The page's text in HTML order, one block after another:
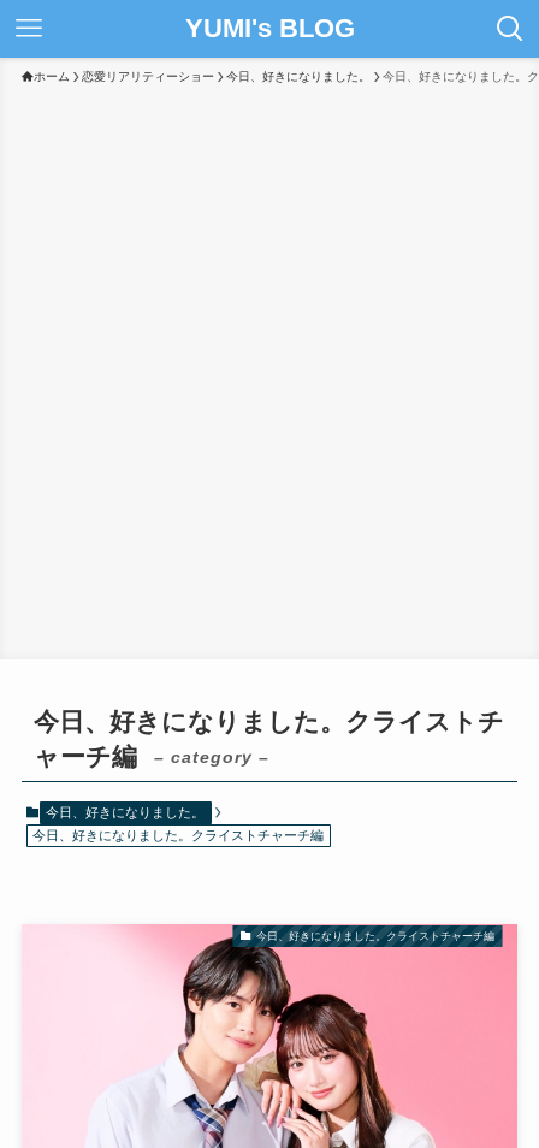
YUMI's BLOG
ホーム 恋愛リアリティーショー 今日、好きになりました。 今日、好きになりました。
今日、好きになりました。クライストチ
ャーチ編
– category –
今日、好きになりました。
今日、好きになりました。クライストチャーチ編
今日、好きになりました。クライストチャーチ編